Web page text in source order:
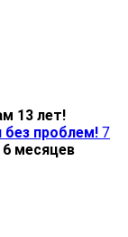
13 лет!
без проблем! 7
месяцев